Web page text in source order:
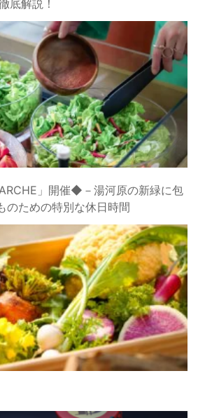
底解説！
」開催◆－湯河原の新緑に包
のための特別な休日時間